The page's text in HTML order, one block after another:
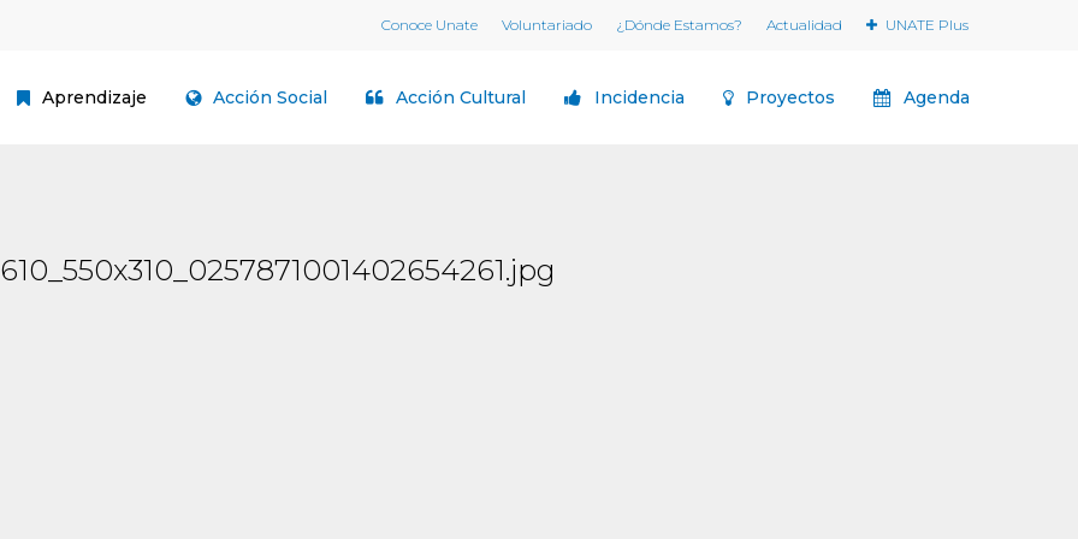
Conoce Unate Voluntariado ¿Dónde Estamos? Actualidad UNATE Plus
Aprendizaje Acción Social Acción Cultural Incidencia Proyectos Agenda